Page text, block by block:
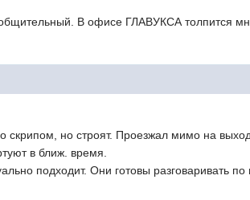
В офисе ГЛАВУКСА толпится
но строят. Проезжал мимо на
в ближ. время.
подходит. Они готовы